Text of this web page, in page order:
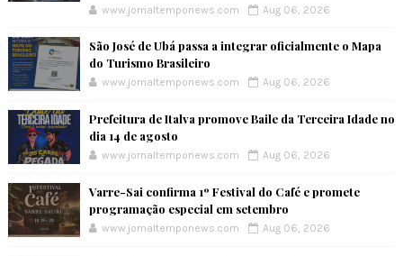
www.jornaltemponews.com Aug 06, 2026
São José de Ubá passa a integrar oficialmente o Mapa
do Turismo Brasileiro
www.jornaltemponews.com Aug 06, 2026
Prefeitura de Italva promove Baile da Terceira Idade no
dia 14 de agosto
www.jornaltemponews.com Aug 06, 2026
Varre-Sai confirma 1º Festival do Café e promete
programação especial em setembro
www.jornaltemponews.com Aug 06, 2026